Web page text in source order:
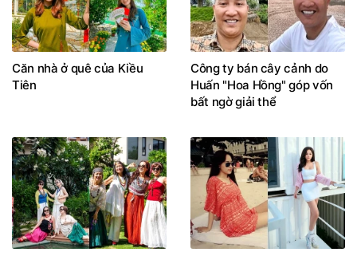
Căn nhà ở quê của Kiều
Tiên
Công ty bán cây cảnh do
Huấn "Hoa Hồng" góp vốn
bất ngờ giải thể